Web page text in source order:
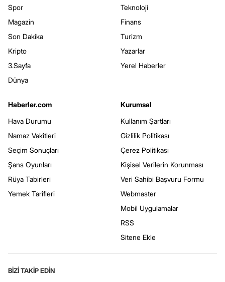
Spor
Magazin
Son Dakika
Kripto
3.Sayfa
Dünya
Teknoloji
Finans
Turizm
Yazarlar
Yerel Haberler
Haberler.com
Hava Durumu
Namaz Vakitleri
Seçim Sonuçları
Şans Oyunları
Rüya Tabirleri
Yemek Tarifleri
Kurumsal
Kullanım Şartları
Gizlilik Politikası
Çerez Politikası
Kişisel Verilerin Korunması
Veri Sahibi Başvuru Formu
Webmaster
Mobil Uygulamalar
RSS
Sitene Ekle
BİZİ TAKİP EDİN